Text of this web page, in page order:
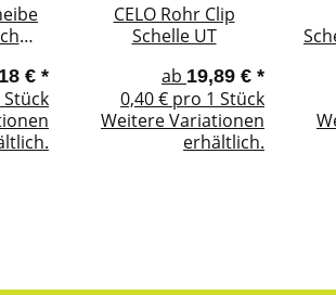
ONE
€ *
CELO Rohr Clip
Schelle UT
ab 19,89 € *
0,40 € pro 1 Stück
Weitere Variationen
erhältlich.